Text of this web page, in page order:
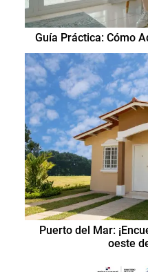
Guía Práctica: Cómo
Puerto del Mar:
oeste